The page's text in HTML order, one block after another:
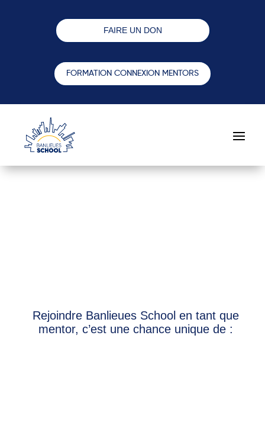
FAIRE UN DON
FORMATION CONNEXION MENTORS
Rejoindre Banlieues School en tant que
mentor, c’est une chance unique de :